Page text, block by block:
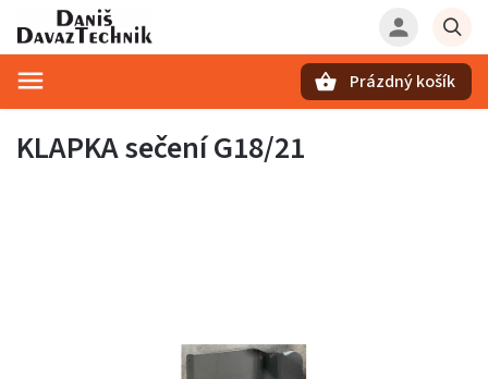
Prázdný košík
KLAPKA sečení G18/21